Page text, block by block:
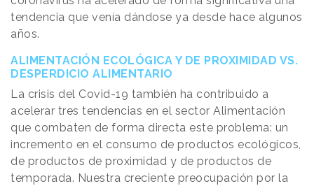
tendencia que venía dándose ya desde hace algunos
años.
ALIMENTACIÓN ECOLÓGICA Y DE PROXIMIDAD VS.
DESPERDICIO ALIMENTARIO
La crisis del Covid-19 también ha contribuido a
acelerar tres tendencias en el sector Alimentación
que combaten de forma directa este problema: un
incremento en el consumo de productos ecológicos,
de productos de proximidad y de productos de
temporada. Nuestra creciente preocupación por la